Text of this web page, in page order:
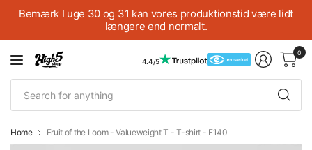
Bemærk I uge 30 og 31 kan vores produktionstid være lidt
længere end normalt.
4.4/5
0
Home Fruit of the Loom - Valueweight T - T-shirt - F140